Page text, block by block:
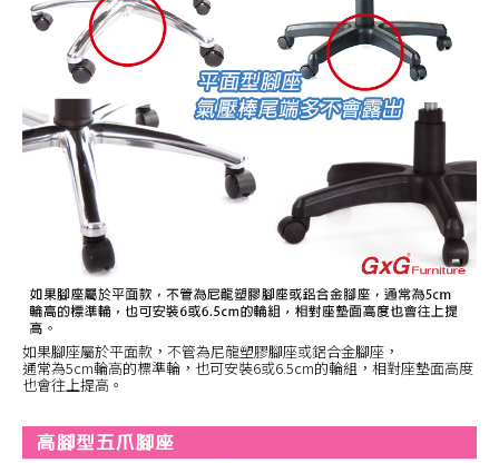
如果腳座屬於平面款，不管為尼龍塑膠腳座或鋁合金腳座，
通常為5cm輪高的標準輪，也可安裝6或6.5cm的輪組，相對座墊面高度
也會往上提高。